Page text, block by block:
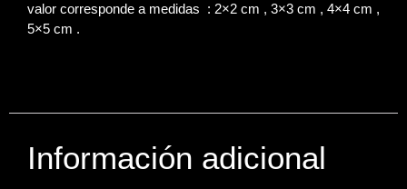
valor corresponde a medidas : 2×2 cm , 3×3 cm , 4×4 cm ,
5×5 cm .
Información adicional